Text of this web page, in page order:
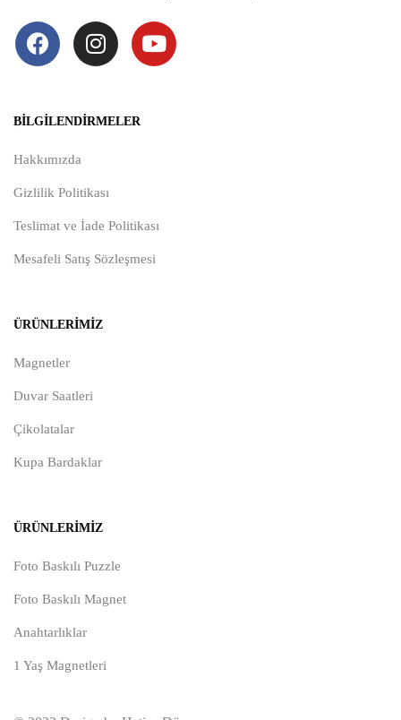
BILGILENDIRMELER
Hakkımızda
Gizlilik Politikası
Teslimat ve İade Politikası
Mesafeli Satış Sözleşmesi
ÜRÜNLERIMIZ
Magnetler
Duvar Saatleri
Çikolatalar
Kupa Bardaklar
ÜRÜNLERIMIZ
Foto Baskılı Puzzle
Foto Baskılı Magnet
Anahtarlıklar
1 Yaş Magnetleri